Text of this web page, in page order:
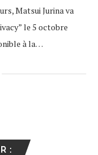
Matsui Jurina va
le 5 octobre
à la…
: